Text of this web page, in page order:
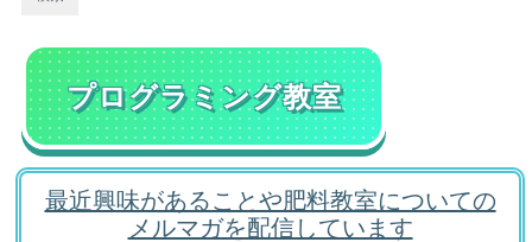
プログラミング教室
最近興味があることや肥料教室についての
メルマガを配信しています